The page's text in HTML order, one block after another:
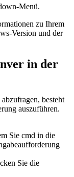
Menü.
zu Ihrem
Version und der
in der
besteht
auszuführen.
Sie cmd in die
Sie die